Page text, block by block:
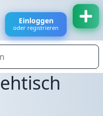
Einloggen
oder registrieren